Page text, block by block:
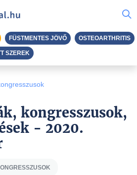
kongresszusok,
- 2020.
FÜSTMENTES JÖVŐ OSTEOARTHRITIS
SZEREK